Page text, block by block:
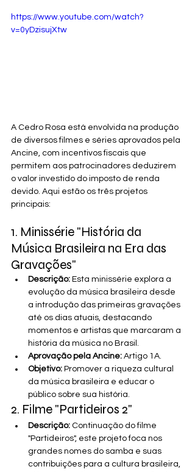
https://www.youtube.com/watch?
v=0yDzisujXtw
A Cedro Rosa está envolvida na produção
de diversos filmes e séries aprovados pela
Ancine, com incentivos fiscais que
permitem aos patrocinadores deduzirem
o valor investido do imposto de renda
devido. Aqui estão os três projetos
principais:
1. Minissérie "História da
Música Brasileira na Era das
Gravações"
Descrição: Esta minissérie explora a
evolução da música brasileira desde
a introdução das primeiras gravações
até os dias atuais, destacando
momentos e artistas que marcaram a
história da música no Brasil.
Aprovação pela Ancine: Artigo 1A.
Objetivo: Promover a riqueza cultural
da música brasileira e educar o
público sobre sua história.
2. Filme "Partideiros 2"
Descrição: Continuação do filme
"Partideiros", este projeto foca nos
grandes nomes do samba e suas
contribuições para a cultura brasileira,